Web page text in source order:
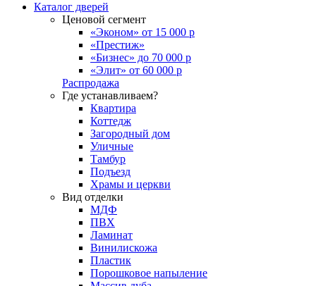
Каталог дверей
Ценовой сегмент
«Эконом» от 15 000 р
«Престиж»
«Бизнес» до 70 000 р
«Элит» от 60 000 р
Распродажа
Где устанавливаем?
Квартира
Коттедж
Загородный дом
Уличные
Тамбур
Подъезд
Храмы и церкви
Вид отделки
МДФ
ПВХ
Ламинат
Винилискожа
Пластик
Порошковое напыление